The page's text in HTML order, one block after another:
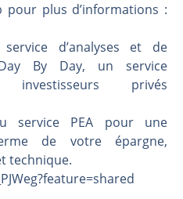
plus d’informations :
d’analyses et de
By Day, un service
privés
service PEA pour une
de votre épargne,
technique.